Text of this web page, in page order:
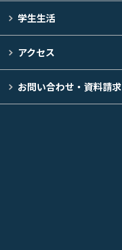
学生生活
アクセス
お問い合わせ・資料請求